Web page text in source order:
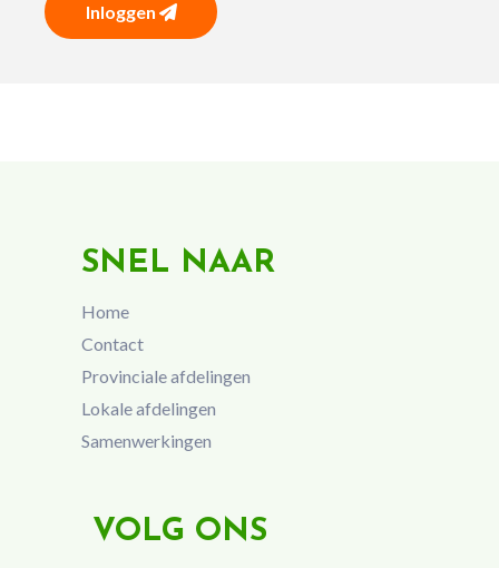
Inloggen
SNEL NAAR
Home
Contact
Provinciale afdelingen
Lokale afdelingen
Samenwerkingen
VOLG ONS